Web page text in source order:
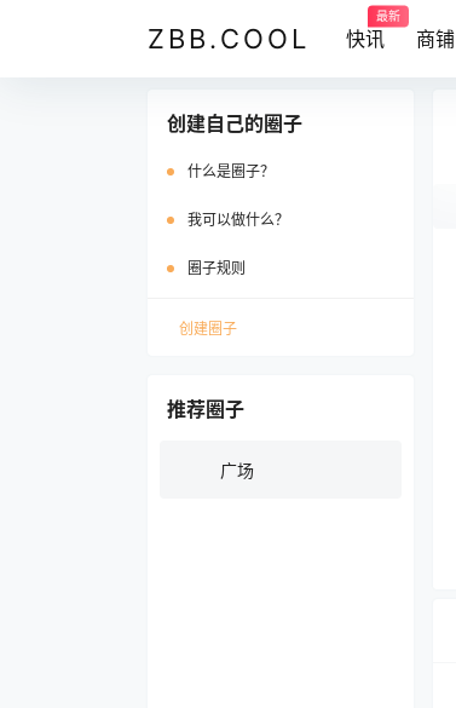
ZBB.COOL 快讯
最新
商铺
创建自己的圈子
什么是圈子？
我可以做什么？
圈子规则
创建圈子
推荐圈子
广场